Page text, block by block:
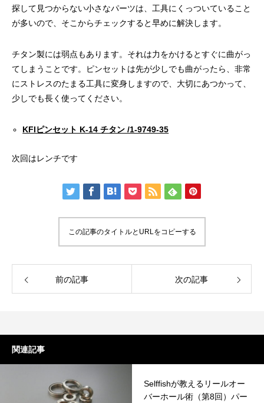
探して見つからない小さなパーツは、工具にくっついていること
が多いので、そこからチェックすると早めに解決します。
チタン製には弱点もあります。それは力をかけるとすぐに曲がっ
てしまうことです。ピンセットは先が少しでも曲がったら、非常
にストレスのたまる工具に変身しますので、大切にあつかって、
少しでも長く使ってください。
KFIピンセット K-14 チタン /1-9749-35
次回はレンチです
この記事のタイトルとURLをコピーする
前の記事 次の記事
関連記事
Selffishが教えるリールオー
バーホール術（第8回）パー